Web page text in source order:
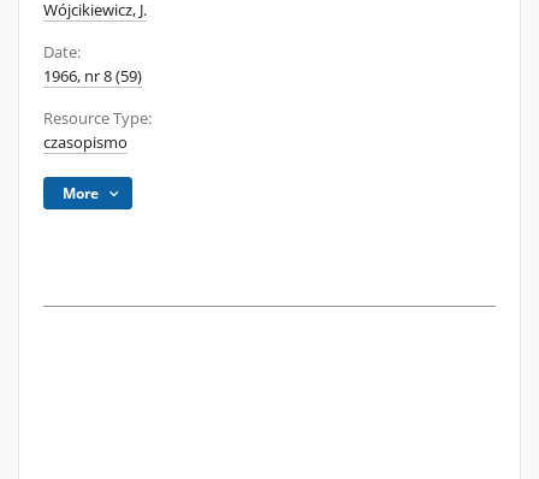
Wójcikiewicz, J.
Date:
1966, nr 8 (59)
Resource Type:
czasopismo
More